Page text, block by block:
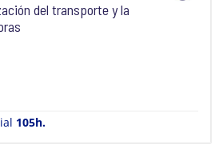
del transporte y la
105h.